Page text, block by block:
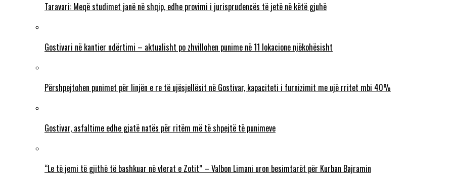
Taravari: Meqë studimet janë në shqip, edhe provimi i jurisprudencës të jetë në këtë gjuhë
Gostivari në kantier ndërtimi – aktualisht po zhvillohen punime në 11 lokacione njëkohësisht
Përshpejtohen punimet për linjën e re të ujësjellësit në Gostivar, kapaciteti i furnizimit me ujë rritet mbi 40%
Gostivar, asfaltime edhe gjatë natës për ritëm më të shpejtë të punimeve
“Le të jemi të gjithë të bashkuar në vlerat e Zotit” – Valbon Limani uron besimtarët për Kurban Bajramin